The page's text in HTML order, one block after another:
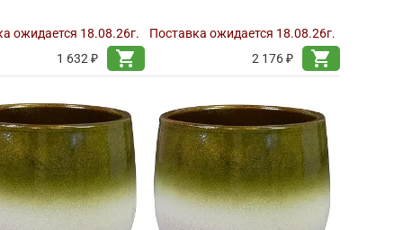
ожидается 18.08.26г.
1 632 ₽
shopping_cart
Поставка ожидается 18.08.26г.
2 176 ₽
shopping_cart